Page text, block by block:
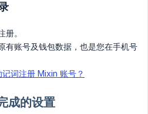
。
有账号及钱包数据，也是您在手机号
词注册 Mixin 账号？
成的设置